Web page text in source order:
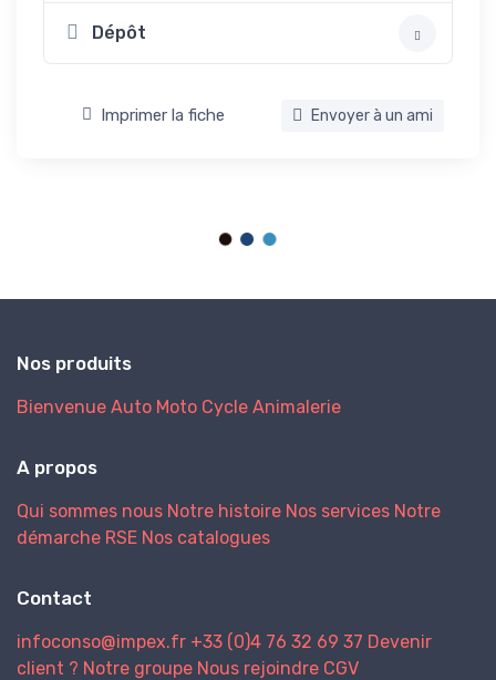
Dépôt
Imprimer la fiche Envoyer à un ami
Nos produits
Bienvenue Auto Moto Cycle Animalerie
A propos
Qui sommes nous Notre histoire Nos services Notre
démarche RSE Nos catalogues
Contact
infoconso@impex.fr +33 (0)4 76 32 69 37 Devenir
client ? Notre groupe Nous rejoindre CGV